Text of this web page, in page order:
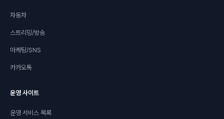
자동차
스트리밍/방송
마케팅/SNS
카카오톡
운영 사이트
운영 서비스 목록